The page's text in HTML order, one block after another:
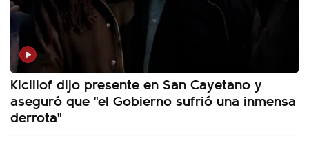
Kicillof dijo presente en San Cayetano y
aseguró que "el Gobierno sufrió una inmensa
derrota"